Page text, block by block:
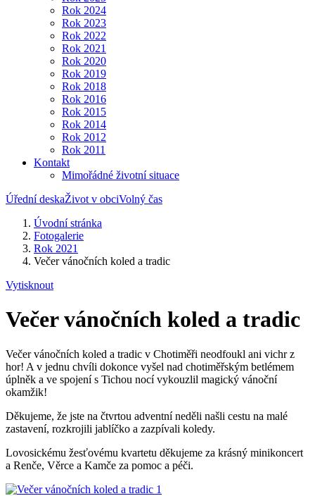
Rok 2024
Rok 2023
Rok 2022
Rok 2021
Rok 2020
Rok 2019
Rok 2018
Rok 2016
Rok 2015
Rok 2014
Rok 2012
Rok 2011
Kontakt
Mimořádné životní situace
Úřední deskaŽivot v obciVolný čas
Úvodní stránka
Fotogalerie
Rok 2021
Večer vánočních koled a tradic
Vytisknout
Večer vánočních koled a tradic
Večer vánočních koled a tradic v Chotiměři neodfoukl ani vichr z
hor! A v jednu chvíli dokonce vyšel nad chotiměřským betlémem
úplněk a ve spojení s Tichou nocí vykouzlil magický vánoční
okamžik!
Děkujeme, že jste na čtvrtou adventní neděli našli cestu na malé
zastavení, rozkrojili jablíčko a zazpívali koledy.
Lovosickému žesťovému kvartetu děkujeme za krásný minikoncert
a Renče, Věrce a Kamče za pomoc a péči.